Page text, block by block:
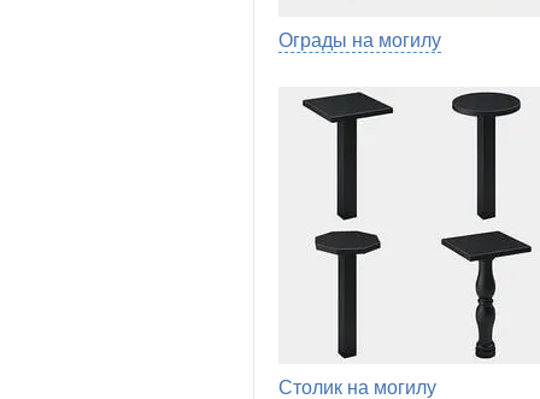
Ограды на могилу
Столик на могилу